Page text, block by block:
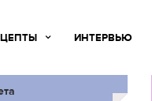
ИНТЕРВЬЮ